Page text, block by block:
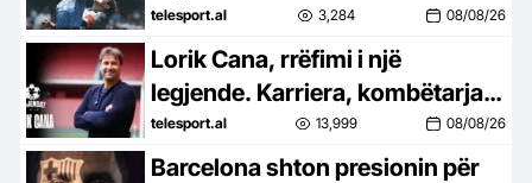
Çmimi nis nga 2.5 milionë
dollarë
telesport.al 3,284 08/08/26
Lorik Cana, rrëfimi i një
legjende. Karriera, kombëtarja
kuqezi dhe kulmi në “EURO
2016”
telesport.al 13,999 08/08/26
Barcelona shton presionin për